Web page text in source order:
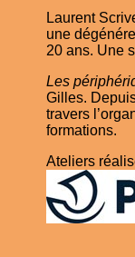
Laurent
une
20 ans. Une
Les
Gilles.
travers
formations.
Ateliers